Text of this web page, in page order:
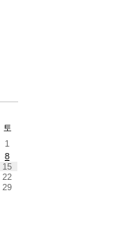
토
1
8
15
22
29